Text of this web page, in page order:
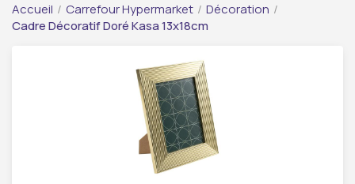
Accueil / Carrefour Hypermarket / Décoration /
Cadre Décoratif Doré Kasa 13x18cm